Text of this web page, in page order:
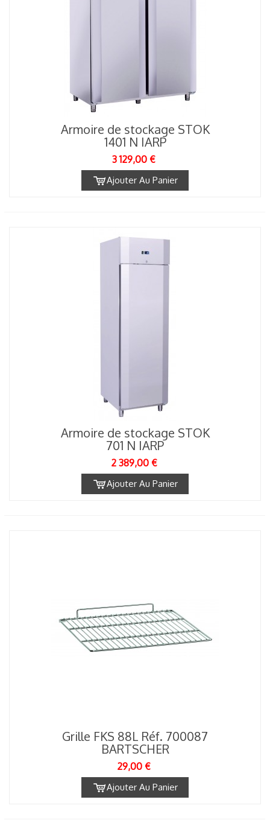
Armoire de stockage STOK
1401 N IARP
3 129,00 €
Ajouter Au Panier
Armoire de stockage STOK
701 N IARP
2 389,00 €
Ajouter Au Panier
Grille FKS 88L Réf. 700087
BARTSCHER
29,00 €
Ajouter Au Panier